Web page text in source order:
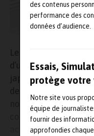
des contenus
performance des
données d’audience.
Essais,
protège votre
Notre site vous
équipe de
fournir des
approfondies
Le groupe Hexagon
d’un
japonais Fujitsu)
nouveaux produits.
considéré comme le
accélérer